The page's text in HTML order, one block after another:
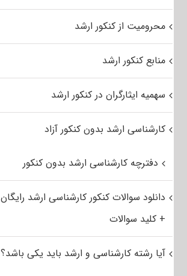
محرومیت از کنکور ارشد
منابع کنکور ارشد
سهمیه ایثارگران در کنکور ارشد
کارشناسی ارشد بدون کنکور آزاد
دفترچه کارشناسی ارشد بدون کنکور
دانلود سوالات کنکور کارشناسی ارشد رایگان
+ کلید سوالات
آیا رشته کارشناسی و ارشد باید یکی باشد؟